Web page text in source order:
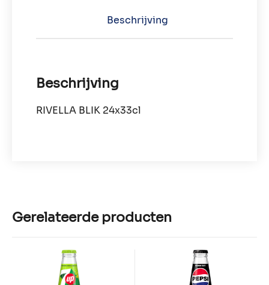
Beschrijving
Beschrijving
RIVELLA BLIK 24x33cl
Gerelateerde producten